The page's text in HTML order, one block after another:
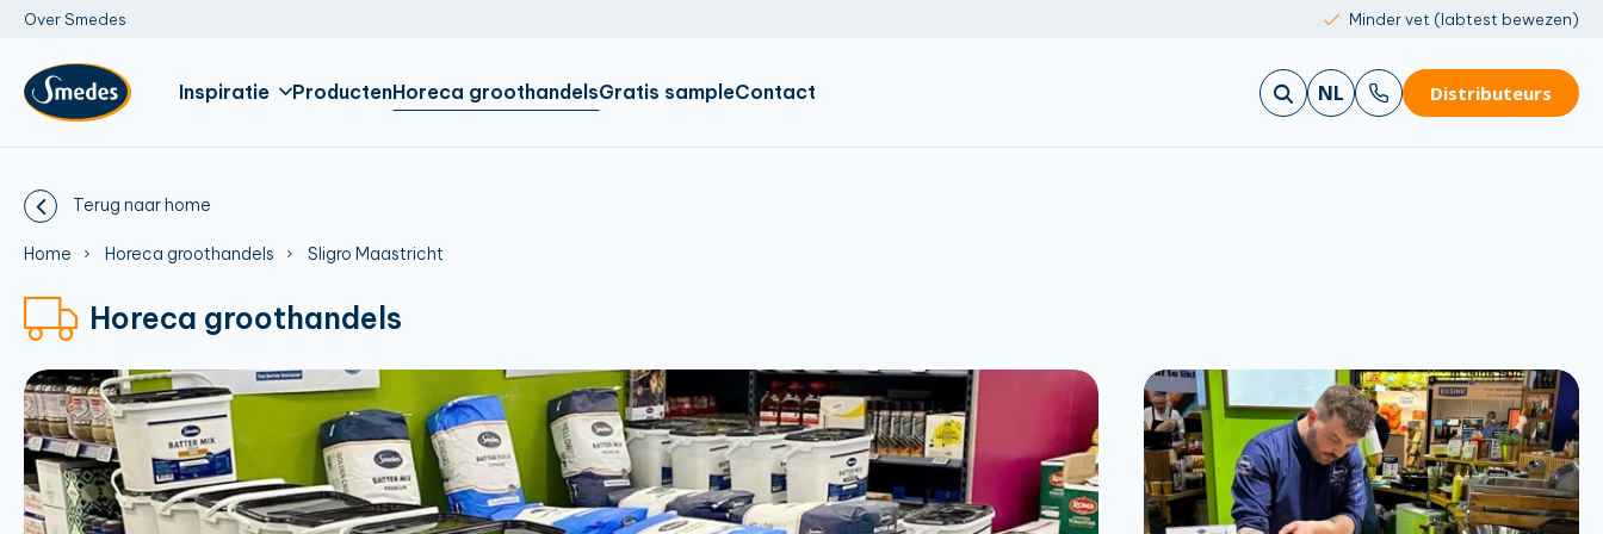
Over Smedes Minder vet (labtest bewezen)
Inspiratie ProductenHoreca groothandelsGratis sampleContact NL Distributeurs
EN
Terug naar home
Home Horeca groothandels Sligro Maastricht
Horeca groothandels